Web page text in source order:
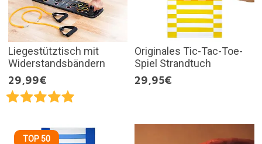
Liegestütztisch mit
Widerstandsbändern
29,99€
Originales Tic-Tac-Toe-
Spiel Strandtuch
29,95€
TOP 50